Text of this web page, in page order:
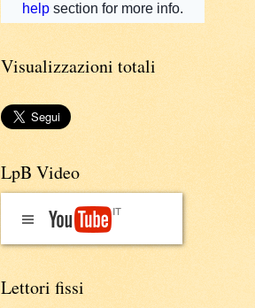
Visualizzazioni totali
LpB Video
Lettori fissi